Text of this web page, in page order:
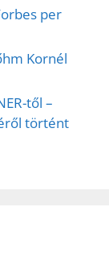
per
Kornél
től –
történt